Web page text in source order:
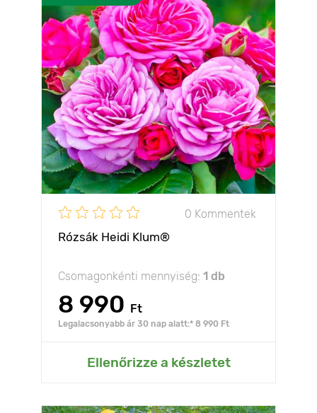
0 Kommentek
Rózsák Heidi Klum®
Csomagonkénti mennyiség: 1 db
8 990 Ft
Legalacsonyabb ár 30 nap alatt:* 8 990 Ft
Ellenőrizze a készletet